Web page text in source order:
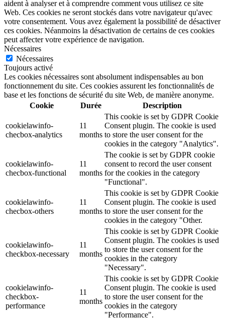
aident à analyser et à comprendre comment vous utilisez ce site
Web. Ces cookies ne seront stockés dans votre navigateur qu'avec
votre consentement. Vous avez également la possibilité de désactiver
ces cookies. Néanmoins la désactivation de certains de ces cookies
peut affecter votre expérience de navigation.
Nécessaires
Nécessaires
Toujours activé
Les cookies nécessaires sont absolument indispensables au bon
fonctionnement du site. Ces cookies assurent les fonctionnalités de
base et les fonctions de sécurité du site Web, de manière anonyme.
Cookie
Durée Description
cookielawinfo-
checbox-analytics
11
months
This cookie is set by GDPR Cookie
Consent plugin. The cookie is used
to store the user consent for the
cookies in the category "Analytics".
cookielawinfo-
checbox-functional
11
months
The cookie is set by GDPR cookie
consent to record the user consent
for the cookies in the category
"Functional".
cookielawinfo-
checbox-others
11
months
This cookie is set by GDPR Cookie
Consent plugin. The cookie is used
to store the user consent for the
cookies in the category "Other.
cookielawinfo-
checkbox-necessary
11
months
This cookie is set by GDPR Cookie
Consent plugin. The cookies is used
to store the user consent for the
cookies in the category
"Necessary".
cookielawinfo-
checkbox-
performance
11
months
This cookie is set by GDPR Cookie
Consent plugin. The cookie is used
to store the user consent for the
cookies in the category
"Performance".